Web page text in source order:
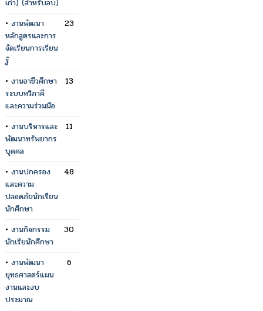
เก่า) (สำหรับลบ)
• งานพัฒนา
หลักสูตรและการ
จัดเรียนการเรียน
รู้
23
• งานอาชีวศึกษา
ระบบทวิภาคี
และความร่วมมือ
13
• งานบริหารและ
พัฒนาทรัพยากร
บุคคล
11
• งานปกครอง
และความ
ปลอดภัยนักเรียน
นักศึกษา
48
• งานกิจกรรม
นักเรียนักศึกษา
30
• งานพัฒนา
ยุทธศาสตร์แผน
งานและงบ
ประมาณ
6